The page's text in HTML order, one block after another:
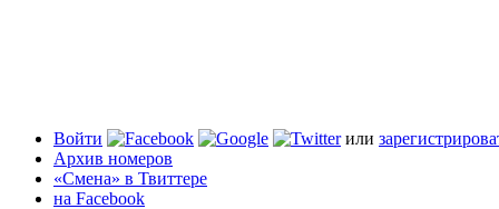
Войти или
Архив номеров
«Смена» в Твиттере
на Facebook